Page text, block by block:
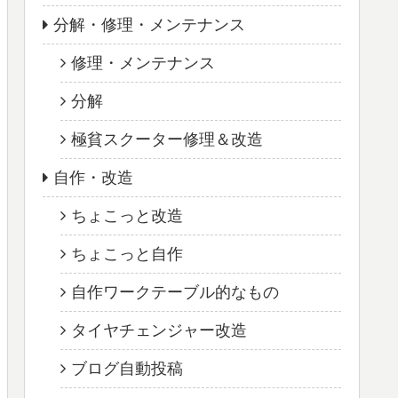
分解・修理・メンテナンス
修理・メンテナンス
分解
極貧スクーター修理＆改造
自作・改造
ちょこっと改造
ちょこっと自作
自作ワークテーブル的なもの
タイヤチェンジャー改造
ブログ自動投稿